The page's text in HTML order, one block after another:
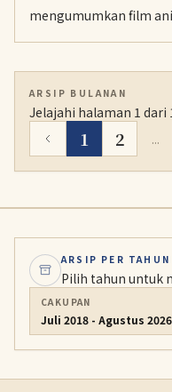
mengumumkan film
dengan subjudul Tri-
visual teaser, serta
ARSIP BULANAN
Jelajahi halaman 1 dari
1 2 ...
ARSIP PER TAHUN
Pilih tahun untuk
CAKUPAN
Juli 2018 - Agustus 2026